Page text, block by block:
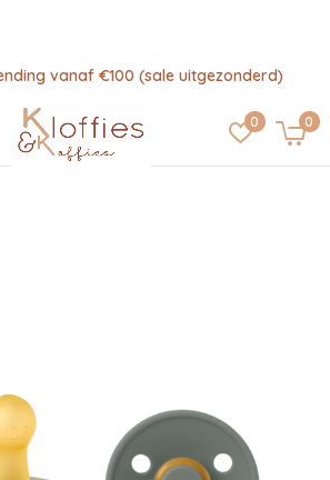
0 0
vanaf €100 (sale uitgezonderd)